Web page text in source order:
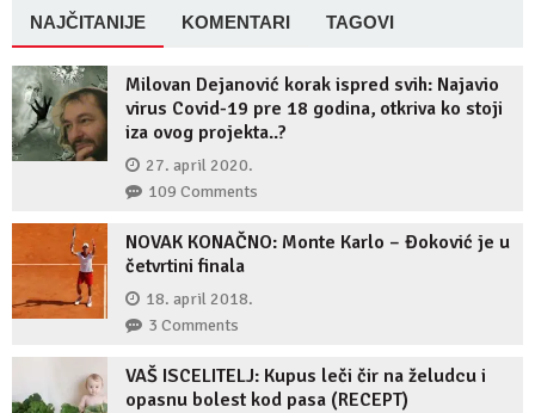
NAJČITANIJE KOMENTARI TAGOVI
Milovan Dejanović korak ispred svih: Najavio
virus Covid-19 pre 18 godina, otkriva ko stoji
iza ovog projekta..?
27. april 2020.
109 Comments
NOVAK KONAČNO: Monte Karlo – Đoković je u
četvrtini finala
18. april 2018.
3 Comments
VAŠ ISCELITELJ: Kupus leči čir na želudcu i
opasnu bolest kod pasa (RECEPT)